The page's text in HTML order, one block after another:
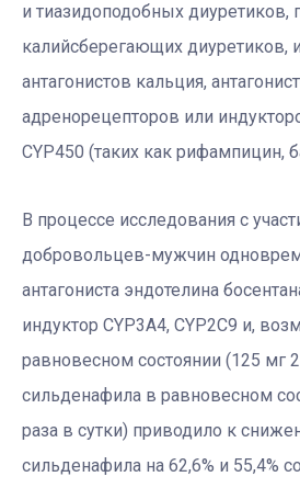
и тиазидоподобных диуретиков,
калийсберегающих диуретиков,
антагонистов кальция,
адренорецепторов или
CYP450 (таких как рифампицин,
В процессе исследования с
добровольцев-мужчин
антагониста эндотелина
индуктор CYP3A4, CYP2C9 и,
равновесном состоянии (125 мг
сильденафила в равновесном
раза в сутки) приводило к
сильденафила на 62,6% и 55,4%